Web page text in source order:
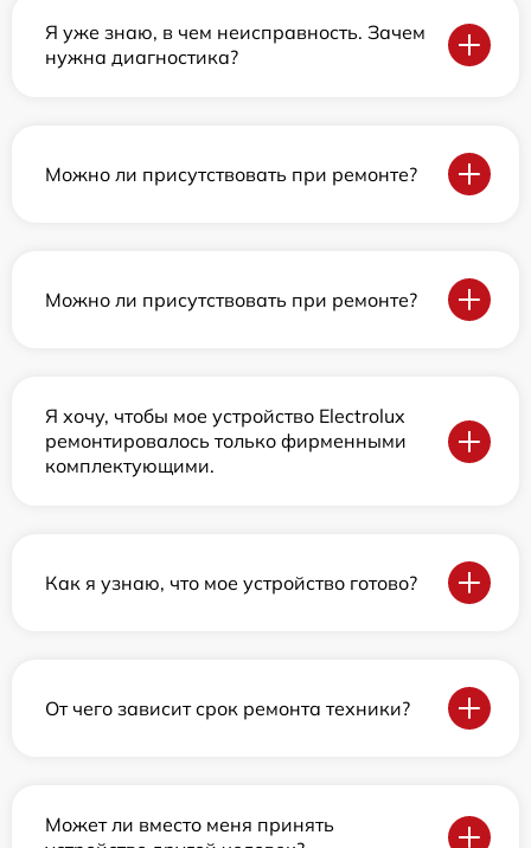
Я уже знаю, в чем неисправность. Зачем
нужна диагностика?
Можно ли присутствовать при ремонте?
Можно ли присутствовать при ремонте?
Я хочу, чтобы мое устройство Electrolux
ремонтировалось только фирменными
комплектующими.
Как я узнаю, что мое устройство готово?
От чего зависит срок ремонта техники?
Может ли вместо меня принять